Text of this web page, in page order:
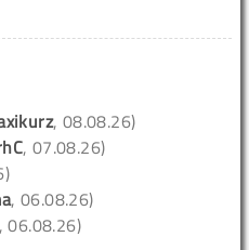
, 08.08.26)
, 07.08.26)
, 06.08.26)
, 06.08.26)